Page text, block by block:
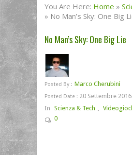
You Are Here: Home »
» No Man’s Sky: One Big
No Man’s Sky: One Big Lie
Posted By : Marco Cherubini
Posted Date : 20 Settembre 2016
In Scienza & Tech ,
0